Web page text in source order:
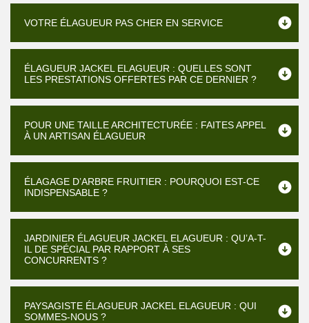
VOTRE ÉLAGUEUR PAS CHER EN SERVICE
ÉLAGUEUR JACKEL ELAGUEUR : QUELLES SONT
LES PRESTATIONS OFFERTES PAR CE DERNIER ?
POUR UNE TAILLE ARCHITECTURÉE : FAITES APPEL
À UN ARTISAN ÉLAGUEUR
ÉLAGAGE D’ARBRE FRUITIER : POURQUOI EST-CE
INDISPENSABLE ?
JARDINIER ÉLAGUEUR JACKEL ELAGUEUR : QU’A-T-
IL DE SPÉCIAL PAR RAPPORT À SES
CONCURRENTS ?
PAYSAGISTE ÉLAGUEUR JACKEL ELAGUEUR : QUI
SOMMES-NOUS ?